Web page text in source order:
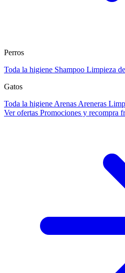
Perros
Toda la higiene Shampoo Limpieza
Gatos
Toda la higiene Arenas Areneras
Ver ofertas Promociones y recompra